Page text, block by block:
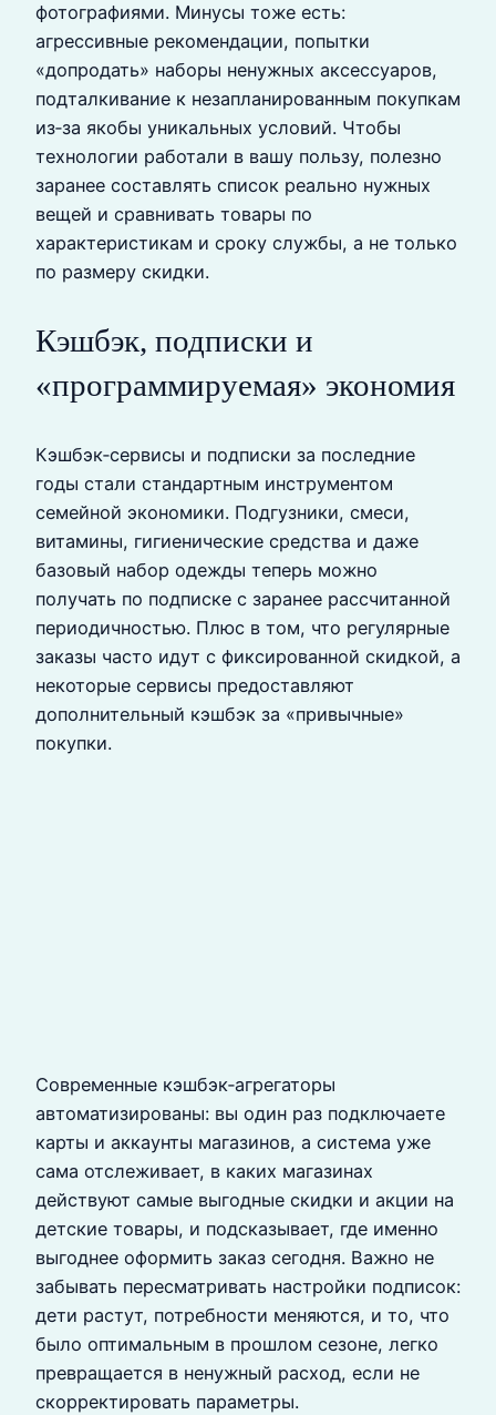
фотографиями. Минусы тоже есть:
агрессивные рекомендации, попытки
«допродать» наборы ненужных аксессуаров,
подталкивание к незапланированным покупкам
из‑за якобы уникальных условий. Чтобы
технологии работали в вашу пользу, полезно
заранее составлять список реально нужных
вещей и сравнивать товары по
характеристикам и сроку службы, а не только
по размеру скидки.
Кэшбэк, подписки и
«программируемая» экономия
Кэшбэк‑сервисы и подписки за последние
годы стали стандартным инструментом
семейной экономики. Подгузники, смеси,
витамины, гигиенические средства и даже
базовый набор одежды теперь можно
получать по подписке с заранее рассчитанной
периодичностью. Плюс в том, что регулярные
заказы часто идут с фиксированной скидкой, а
некоторые сервисы предоставляют
дополнительный кэшбэк за «привычные»
покупки.
Современные кэшбэк‑агрегаторы
автоматизированы: вы один раз подключаете
карты и аккаунты магазинов, а система уже
сама отслеживает, в каких магазинах
действуют самые выгодные скидки и акции на
детские товары, и подсказывает, где именно
выгоднее оформить заказ сегодня. Важно не
забывать пересматривать настройки подписок:
дети растут, потребности меняются, и то, что
было оптимальным в прошлом сезоне, легко
превращается в ненужный расход, если не
скорректировать параметры.